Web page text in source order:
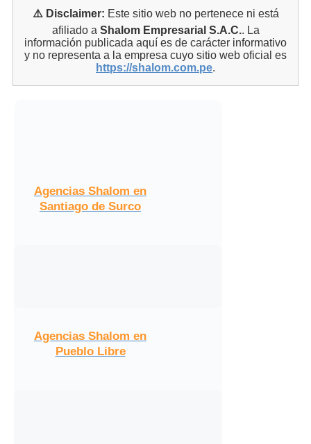
⚠️ Disclaimer: Este sitio web no pertenece ni está
afiliado a Shalom Empresarial S.A.C.. La
información publicada aquí es de carácter informativo
y no representa a la empresa cuyo sitio web oficial es
https://shalom.com.pe.
Agencias Shalom en
Santiago de Surco
Agencias Shalom en
Pueblo Libre